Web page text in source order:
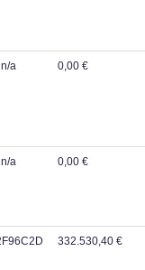
n/a 0,00 €
n/a 0,00 €
332.530,40 €